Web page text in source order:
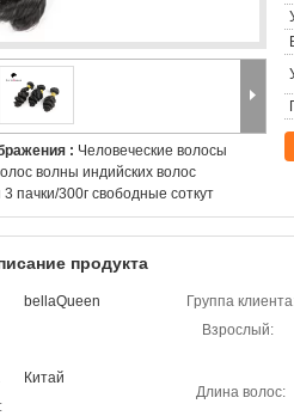
: Человеческие волосы
волны индийских волос
пачки/300г свободные соткут
продукта
bellaQueen
Группа
Взрослый:
Китай
Длина волос: